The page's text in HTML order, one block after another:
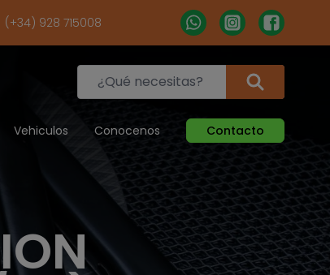
(+34) 928 715008
Vehiculos Conocenos Contacto